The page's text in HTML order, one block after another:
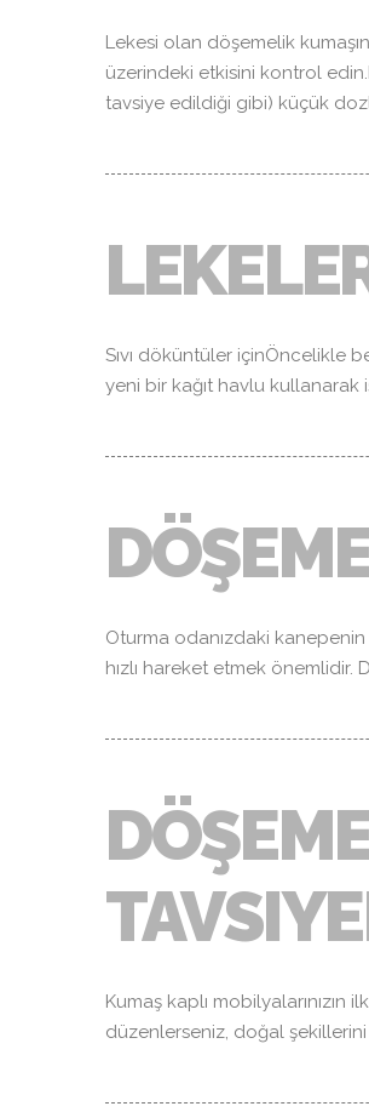
Lekesi olan döşemelik
üzerindeki etkisini kontrol
tavsiye edildiği gibi) küçük
Sıvı döküntüler içinÖncelikle
yeni bir kağıt havlu kullanarak
Oturma odanızdaki kanepenin
hızlı hareket etmek
Kumaş kaplı
düzenlerseniz, doğal